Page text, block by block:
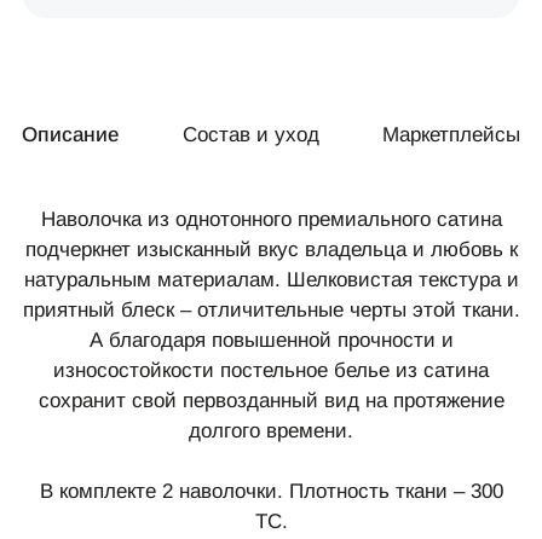
Описание Состав и уход Маркетплейсы
Наволочка из однотонного премиального сатина
подчеркнет изысканный вкус владельца и любовь к
натуральным материалам. Шелковистая текстура и
приятный блеск – отличительные черты этой ткани.
А благодаря повышенной прочности и
износостойкости постельное белье из сатина
сохранит свой первозданный вид на протяжение
долгого времени.
В комплекте 2 наволочки. Плотность ткани – 300
ТС.